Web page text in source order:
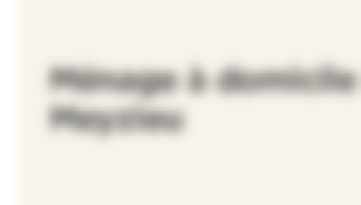
Ménage à
Meyzieu